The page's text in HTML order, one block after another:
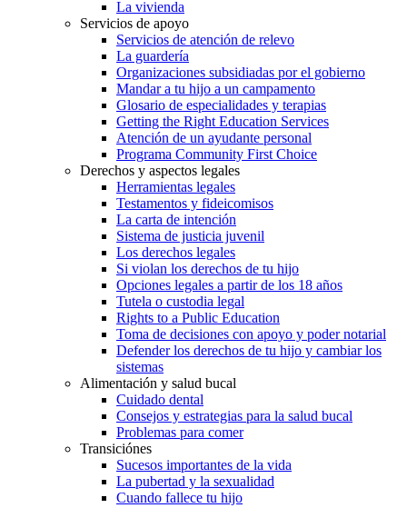
La vivienda
Servicios de apoyo
Servicios de atención de relevo
La guardería
Organizaciones subsidiadas por el gobierno
Mandar a tu hijo a un campamento
Glosario de especialidades y terapias
Getting the Right Education Services
Atención de un ayudante personal
Programa Community First Choice
Derechos y aspectos legales
Herramientas legales
Testamentos y fideicomisos
La carta de intención
Sistema de justicia juvenil
Los derechos legales
Si violan los derechos de tu hijo
Opciones legales a partir de los 18 años
Tutela o custodia legal
Rights to a Public Education
Toma de decisiones con apoyo y poder notarial
Defender los derechos de tu hijo y cambiar los
sistemas
Alimentación y salud bucal
Cuidado dental
Consejos y estrategias para la salud bucal
Problemas para comer
Transiciónes
Sucesos importantes de la vida
La pubertad y la sexualidad
Cuando fallece tu hijo